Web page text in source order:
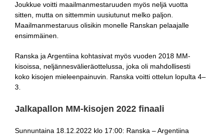
Joukkue voitti maailmanmestaruuden myös neljä vuotta
sitten, mutta on sittemmin uusiutunut melko paljon.
Maailmanmestaruus olisikin monelle Ranskan pelaajalle
ensimmäinen.
Ranska ja Argentiina kohtasivat myös vuoden 2018 MM-
kisoissa, neljännesvälieräottelussa, joka oli mahdollisesti
koko kisojen mieleenpainuvin. Ranska voitti ottelun lopulta 4–
3.
Jalkapallon MM-kisojen 2022 finaali
Sunnuntaina 18.12.2022 klo 17:00: Ranska – Argentiina